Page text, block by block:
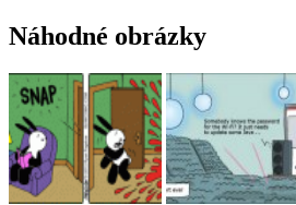
Náhodné obrázky